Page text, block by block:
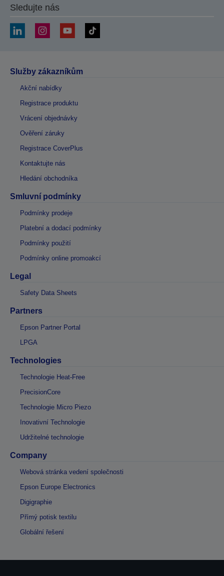
Sledujte nás
Služby zákazníkům
Akční nabídky
Registrace produktu
Vrácení objednávky
Ověření záruky
Registrace CoverPlus
Kontaktujte nás
Hledání obchodníka
Smluvní podmínky
Podmínky prodeje
Platební a dodací podmínky
Podmínky použití
Podmínky online promoakcí
Legal
Safety Data Sheets
Partners
Epson Partner Portal
LPGA
Technologies
Technologie Heat-Free
PrecisionCore
Technologie Micro Piezo
Inovativní Technologie
Udržitelné technologie
Company
Webová stránka vedení společnosti
Epson Europe Electronics
Digigraphie
Přímý potisk textilu
Globální řešení